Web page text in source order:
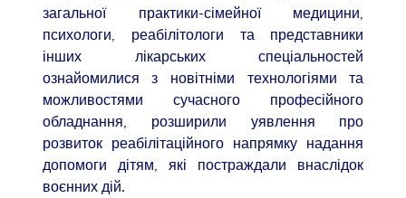
загальної практики-сімейної медицини,
психологи, реабілітологи та представники
інших лікарських спеціальностей
ознайомилися з новітніми технологіями та
можливостями сучасного професійного
обладнання, розширили уявлення про
розвиток реабілітаційного напрямку надання
допомоги дітям, які постраждали внаслідок
воєнних дій.